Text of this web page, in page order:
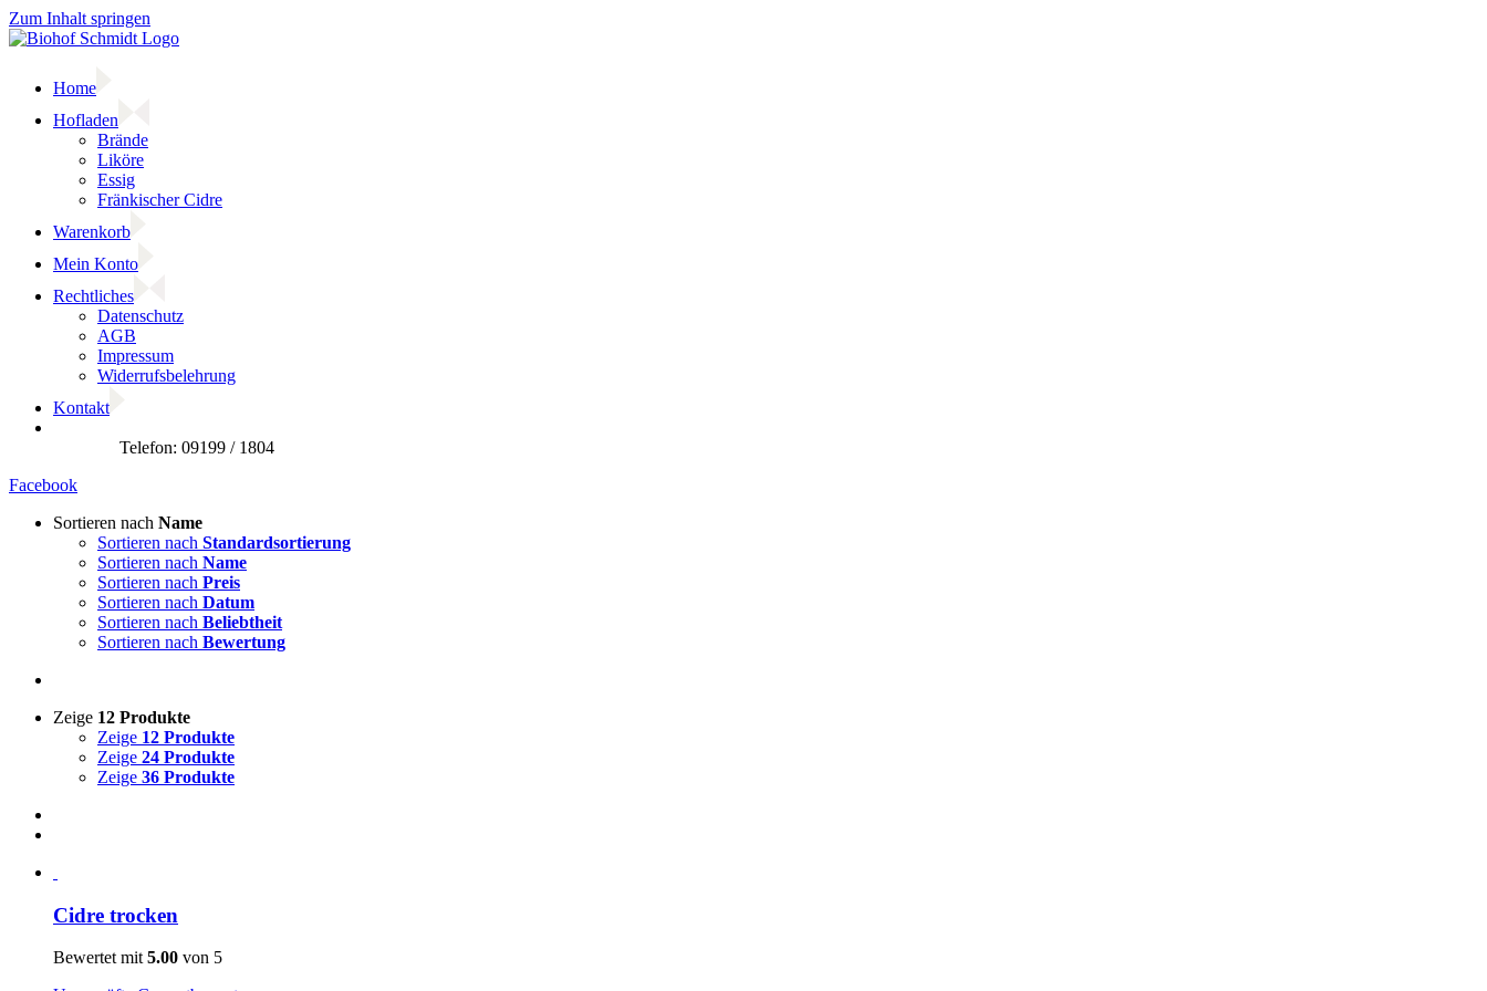
Zum Inhalt springen
Home
Hofladen
Brände
Liköre
Essig
Fränkischer Cidre
Warenkorb
Mein Konto
Rechtliches
Datenschutz
AGB
Impressum
Widerrufsbelehrung
Kontakt
Facebook
Sortieren nach Name
Sortieren nach Standardsortierung
Sortieren nach Name
Sortieren nach Preis
Sortieren nach Datum
Sortieren nach Beliebtheit
Sortieren nach Bewertung
Zeige 12 Produkte
Zeige 12 Produkte
Zeige 24 Produkte
Zeige 36 Produkte
Cidre trocken
Bewertet mit5.00 von 5